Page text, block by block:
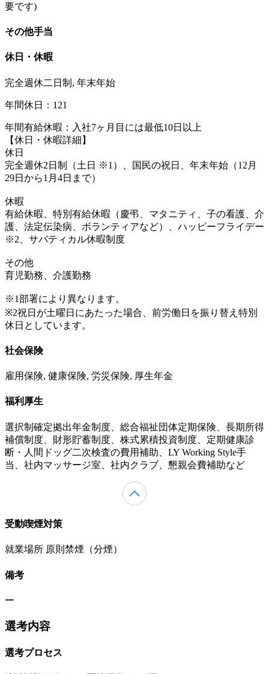
要です)
その他手当
休日・休暇
完全週休二日制, 年末年始
年間休日：121
年間有給休暇：入社7ヶ月目には最低10日以上
【休日・休暇詳細】
休日
完全週休2日制（土日 ※1）、国民の祝日、年末年始（12月
29日から1月4日まで）
休暇
有給休暇、特別有給休暇（慶弔、マタニティ、子の看護、介
護、法定伝染病、ボランティアなど）、ハッピーフライデー
※2、サバティカル休暇制度
その他
育児勤務、介護勤務
※1部署により異なります。
※2祝日が土曜日にあたった場合、前労働日を振り替え特別
休日としています。
社会保険
雇用保険, 健康保険, 労災保険, 厚生年金
福利厚生
選択制確定拠出年金制度、総合福祉団体定期保険、長期所得
補償制度、財形貯蓄制度、株式累積投資制度、定期健康診
断・人間ドッグ二次検査の費用補助、LY Working Style手
当、社内マッサージ室、社内クラブ、懇親会費補助など
受動喫煙対策
就業場所 原則禁煙（分煙）
備考
ー
選考内容
選考プロセス